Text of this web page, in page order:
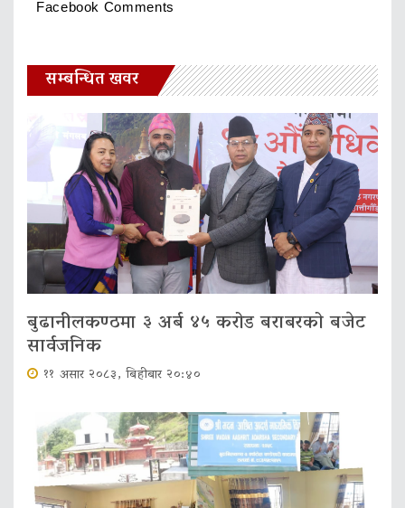
Facebook Comments
सम्बन्धित खवर
बुढानीलकण्ठमा ३ अर्ब ४५ करोड बराबरको बजेट
सार्वजनिक
११ असार २०८३, बिहीबार २०:४०